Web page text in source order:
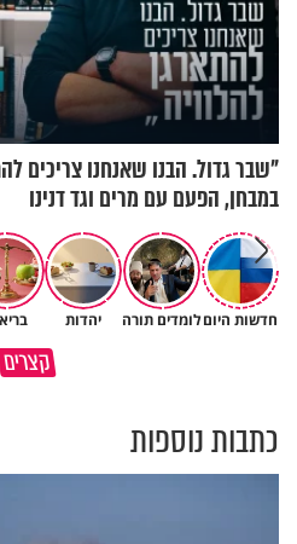
"שבר גדול. הבנו שאנחנו צריכים
במבחן, הפעם עם מרים וגד דנינו
חדשות היוםלומדים תורה יהדות
קצרים
כתבות נוספות